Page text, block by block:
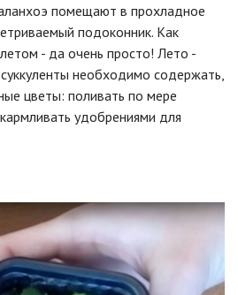
помещают в прохладное
подоконник. Как
- да очень просто! Лето -
необходимо содержать,
цветы: поливать по мере
удобрениями для